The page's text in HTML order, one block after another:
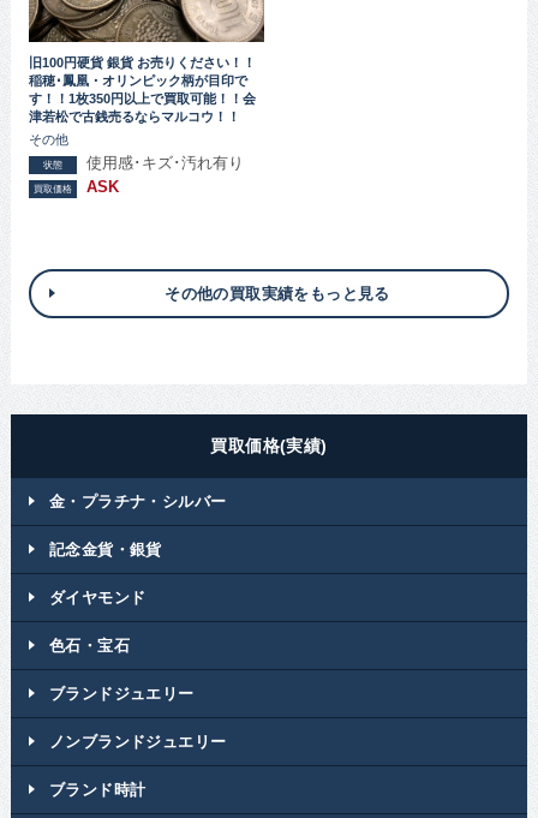
旧100円硬貨 銀貨 お売りください！！
稲穂･鳳凰・オリンピック柄が目印で
す！！1枚350円以上で買取可能！！会
津若松で古銭売るならマルコウ！！
その他
状態 使用感･キズ･汚れ有り
買取価格 ASK
その他の買取実績をもっと見る
買取価格(実績)
金・プラチナ・シルバー
記念金貨・銀貨
ダイヤモンド
色石・宝石
ブランドジュエリー
ノンブランドジュエリー
ブランド時計